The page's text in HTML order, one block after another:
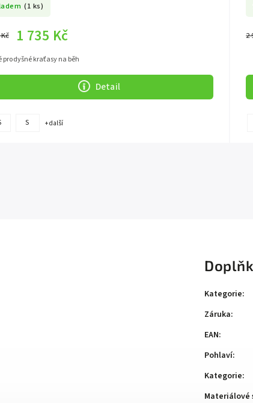
(1 ks)
1 735 Kč
Detail
prodyšné kraťasy na běh
S + další
2
Kategorie:
Záruka:
EAN:
Pohlaví:
Kategorie:
Materiálové